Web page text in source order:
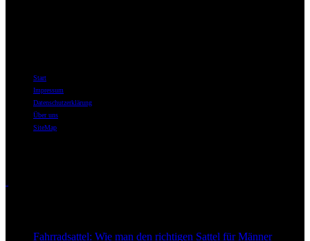
Start
Impressum
Datenschutzerklärung
Über uns
SiteMap
Fahrradsattel: Wie man den richtigen Sattel für Männer